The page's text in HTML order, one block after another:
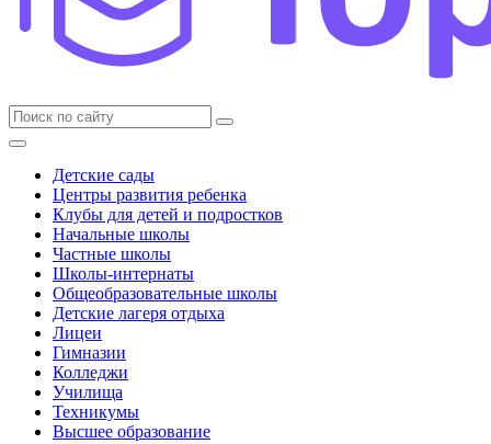
Детские сады
Центры развития ребенка
Клубы для детей и подростков
Начальные школы
Частные школы
Школы-интернаты
Общеобразовательные школы
Детские лагеря отдыха
Лицеи
Гимназии
Колледжи
Училища
Техникумы
Высшее образование